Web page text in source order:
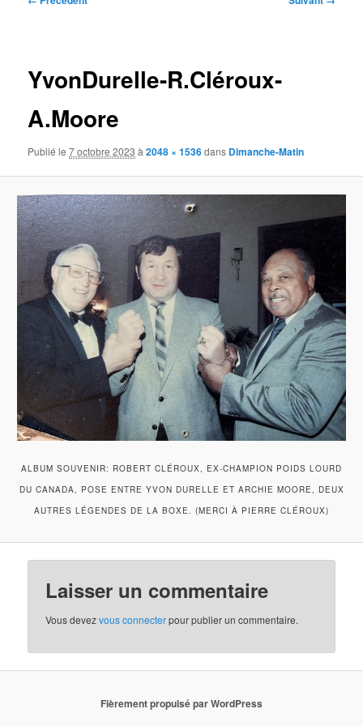
YvonDurelle-R.Cléroux-
A.Moore
Publié le7 octobre 2023 à2048 × 1536dans Dimanche-Matin
ALBUM SOUVENIR: ROBERT CLÉROUX, EX-CHAMPION POIDS LOURD
DU CANADA, POSE ENTRE YVON DURELLE ET ARCHIE MOORE, DEUX
AUTRES LÉGENDES DE LA BOXE. (MERCI À PIERRE CLÉROUX)
Laisser un commentaire
Vous devezvous connecterpour publier un commentaire.
Fièrement propulsé par WordPress